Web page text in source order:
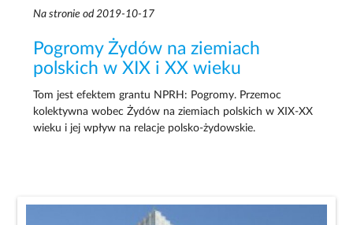
Na stronie od 2019-10-17
Pogromy Żydów na ziemiach
polskich w XIX i XX wieku
Tom jest efektem grantu NPRH: Pogromy. Przemoc
kolektywna wobec Żydów na ziemiach polskich w XIX-XX
wieku i jej wpływ na relacje polsko-żydowskie.